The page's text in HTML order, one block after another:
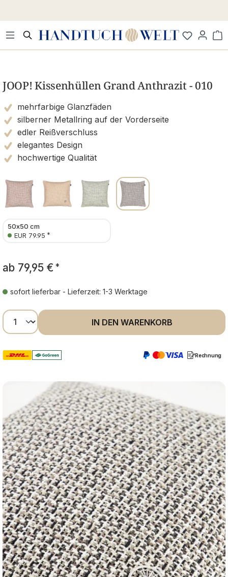
JOOP! Kissenhüllen Grand Anthrazit - 010
mehrfarbige Glanzfäden
silberner Metallring auf der Vorderseite
edler Reißverschluss
elegantes Design
hochwertige Qualität
50x50 cm
EUR 79.95 *
ab 79,95 € *
sofort lieferbar - Lieferzeit: 1-3 Werktage
Produkt Anzahl: Gib den gewünschten
IN DEN WARENKORB
Rechnung